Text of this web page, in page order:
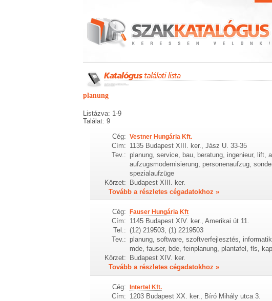
planung
Listázva: 1-9
Találat: 9
Cég: Vestner Hungária Kft.
Cím: 1135 Budapest XIII. ker., Jász U. 33-35
Tev.: planung, service, bau, beratung, ingenieur, lift,
aufzugsmodernisierung, personenaufzug,
spezialaufzüge
Körzet: Budapest XIII. ker.
Tovább a részletes cégadatokhoz »
Cég: Fauser Hungária Kft
Cím: 1145 Budapest XIV. ker., Amerikai út 11.
Tel.: (12) 219503, (1) 2219503
Tev.: planung, software, szoftverfejlesztés,
mde, fauser, bde, feinplanung, plantafel, fls,
Körzet:
Budapest XIV. ker.
Tovább a részletes cégadatokhoz »
Cég: Intertel Kft.
Cím: 1203 Budapest XX. ker., Bíró Mihály utca 3.